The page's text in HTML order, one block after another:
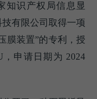
知识产权局信息显
有限公司取得一项
膜装置”的专利，授
，申请日期为 2024